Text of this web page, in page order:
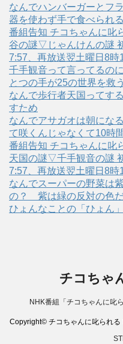
なんでハンバーガーとフ
器を使わず手で食べられ
番組告知 チコちゃんに
谷の謎▽じゃんけんの謎
7:57、再放送翌土曜日8時
千手観音って言ってるの
とつの手が25の世界を救
なんで歩行者天国ってす
すため
なんでアサガオは朝にな
て咲くんじゃなくて10時
番組告知 チコちゃんに
天国の謎▽千手観音の謎
7:57、再放送翌土曜日8時
なんでスーパーの野菜は
の？ 紫は緑の反対の色
ひょんなことの「ひょん
チコちゃ
NHK番組「チコちゃんに叱
Copyright© チコちゃんに叱られ